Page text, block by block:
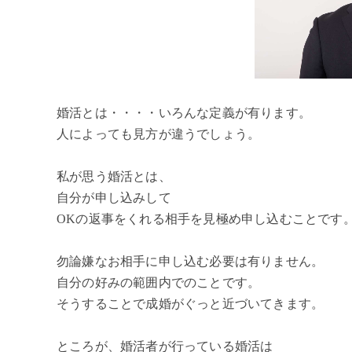
婚活とは・・・・いろんな定義が有ります。
人によっても見方が違うでしょう。
私が思う婚活とは、
自分が申し込みして
OKの返事をくれる相手を見極め申し込むことです
勿論嫌なお相手に申し込む必要は有りません。
自分の好みの範囲内でのことです。
そうすることで成婚がぐっと近づいてきます。
ところが、婚活者が行っている婚活は